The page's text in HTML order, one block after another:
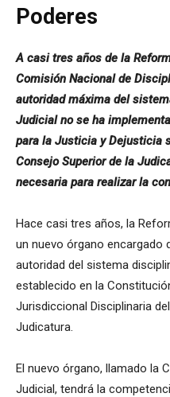
Poderes
A casi tres años de la
Comisión Nacional de
autoridad máxima del
Judicial no se ha
para la Justicia y Dejusticia
Consejo Superior de la
necesaria para realizar la
Hace casi tres años, la
un nuevo órgano encargado
autoridad del sistema
establecido en la
Jurisdiccional Disciplinaria
Judicatura.
El nuevo órgano, llamado la
Judicial, tendrá la